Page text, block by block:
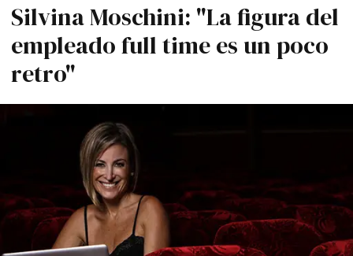
Silvina Moschini: "La figura del
empleado full time es un poco
retro"